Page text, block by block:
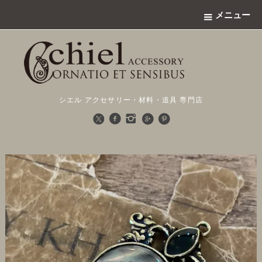
メニュー
シエル アクセサリー・材料・道具 専門店